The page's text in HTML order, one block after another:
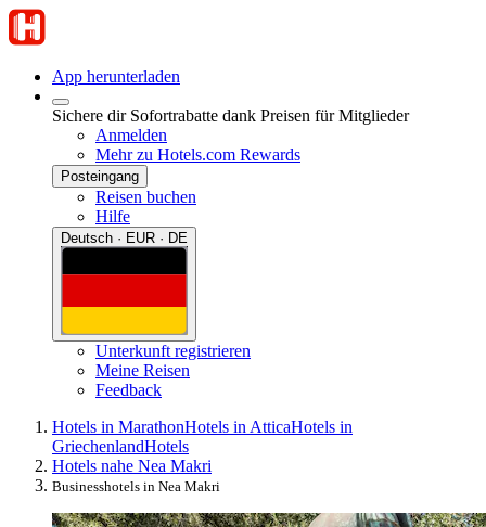
App herunterladen
Sichere dir Sofortrabatte dank Preisen für Mitglieder
Anmelden
Mehr zu Hotels.com Rewards
Posteingang
Reisen buchen
Hilfe
Deutsch · EUR · DE
Unterkunft registrieren
Meine Reisen
Feedback
Hotels in MarathonHotels in AtticaHotels in
GriechenlandHotels
Hotels nahe Nea Makri
Businesshotels in Nea Makri